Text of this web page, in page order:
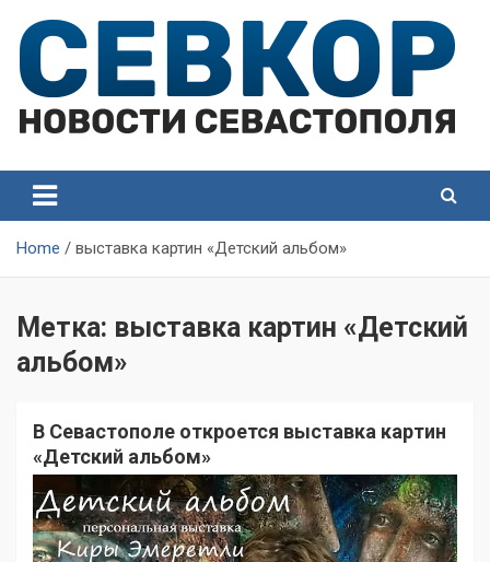
content
Севастополя
Севастополя
Home выставка картин «Детский альбом»
Метка: выставка картин «Детский
альбом»
В Севастополе откроется выставка картин
«Детский альбом»